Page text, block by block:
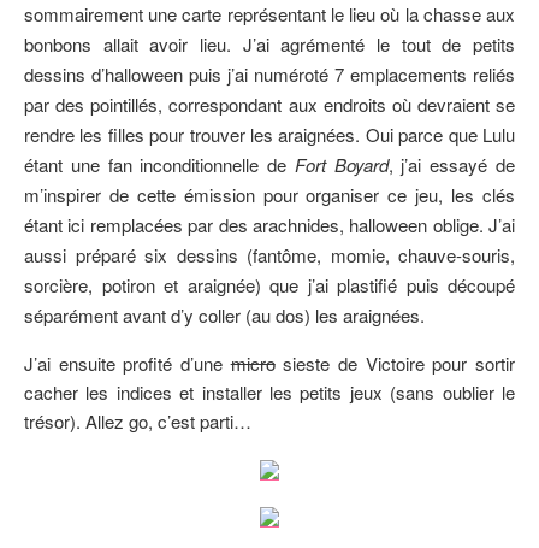
sommairement une carte représentant le lieu où la chasse aux
bonbons allait avoir lieu. J’ai agrémenté le tout de petits
dessins d’halloween puis j’ai numéroté 7 emplacements reliés
par des pointillés, correspondant aux endroits où devraient se
rendre les filles pour trouver les araignées. Oui parce que Lulu
étant une fan inconditionnelle de Fort Boyard, j’ai essayé de
m’inspirer de cette émission pour organiser ce jeu, les clés
étant ici remplacées par des arachnides, halloween oblige. J’ai
aussi préparé six dessins (fantôme, momie, chauve-souris,
sorcière, potiron et araignée) que j’ai plastifié puis découpé
séparément avant d’y coller (au dos) les araignées.
J’ai ensuite profité d’unemicrosieste de Victoire pour sortir
cacher les indices et installer les petits jeux (sans oublier le
trésor). Allez go, c’est parti…